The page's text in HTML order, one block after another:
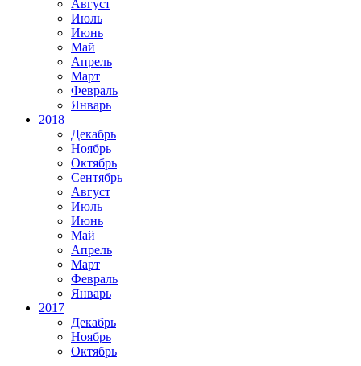
Август
Июль
Июнь
Май
Апрель
Март
Февраль
Январь
2018
Декабрь
Ноябрь
Октябрь
Сентябрь
Август
Июль
Июнь
Май
Апрель
Март
Февраль
Январь
2017
Декабрь
Ноябрь
Октябрь